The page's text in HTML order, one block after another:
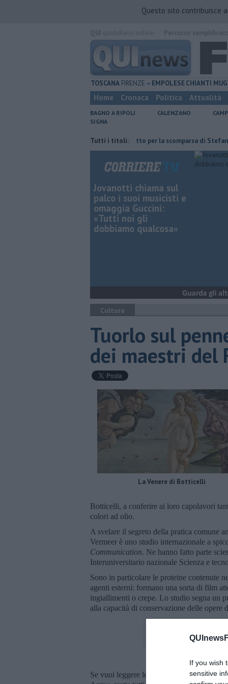
If you wish
sensitive
Questo sito contribuisce
TOSCANA FIRENZE EMPOLESECHIANTI
Home Cronaca Politica Attualità
BAGNO A RIPOLI CALENZANO
SIGNA
Tutti i titoli:
Giornalismo in lutto per la scomparsa di Stefano
Jovanotti chiama sul
palco i suoi musicisti e
omaggia Guccini:
«Tutti noi gli
dobbiamo qualcosa»
Cultura
Tuorlo sul
dei maestri del
La Venere di Botticelli
Botticelli, a conferire ai loro capolavori
colori ad olio.
A svelare il segreto della pratica comune
Vermeer è uno studio internazionale a
Communication. Ne hanno fatto parte
Interuniversitario nazionale Scienza e
Sono in particolare le proteine contenute
agenti esterni: formano una sorta di film
ingiallimenti o crepe. Lo studio segna un
alla capacità di conservazione delle opere
Se vuoi leggere le notizie principali della